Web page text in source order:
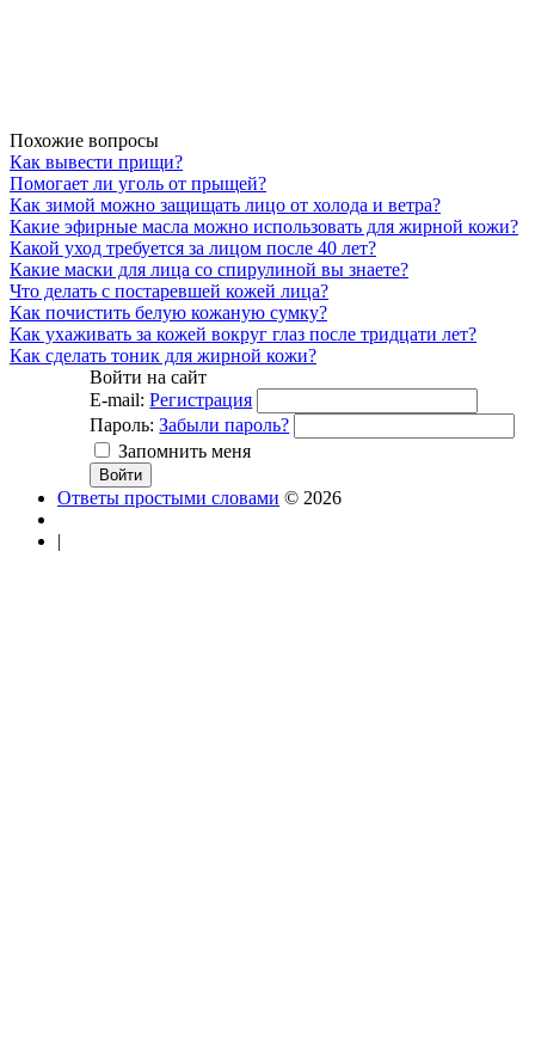
Похожие вопросы
Как вывести прищи?
Помогает ли уголь от прыщей?
Как зимой можно защищать лицо от холода и ветра?
Какие эфирные масла можно использовать для жирной кожи?
Какой уход требуется за лицом после 40 лет?
Какие маски для лица со спирулиной вы знаете?
Что делать с постаревшей кожей лица?
Как почистить белую кожаную сумку?
Как ухаживать за кожей вокруг глаз после тридцати лет?
Как сделать тоник для жирной кожи?
Войти на сайт
E-mail: Регистрация
Пароль: Забыли пароль?
Запомнить меня
Ответы простыми словами © 2026
|